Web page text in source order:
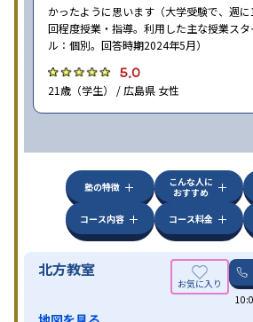
かったように思います（大学受験で、週に
回程度授業・指導。利用した主な授業スタ
ル：個別。回答時期2024年5月）
5.0
21歳（学生） / 広島県 女性
塾の特徴
こんな人に
おすすめ
コース内容
コース料金
北方教室